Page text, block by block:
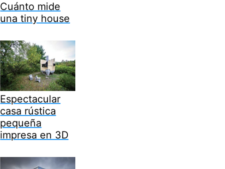
Cuánto mide
una tiny house
Espectacular
casa rústica
pequeña
impresa en 3D